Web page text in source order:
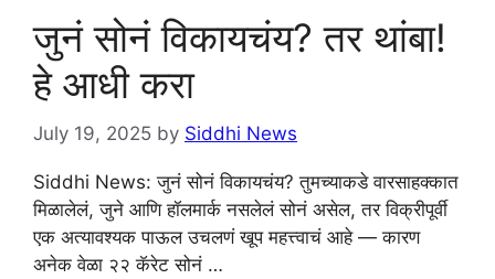
जुनं सोनं विकायचंय? तर थांबा!
हे आधी करा
July 19, 2025 by Siddhi News
Siddhi News: जुनं सोनं विकायचंय? तुमच्याकडे वारसाहक्कात
मिळालेलं, जुने आणि हॉलमार्क नसलेलं सोनं असेल, तर विक्रीपूर्वी
एक अत्यावश्यक पाऊल उचलणं खूप महत्त्वाचं आहे — कारण
अनेक वेळा २२ कॅरेट सोनं …